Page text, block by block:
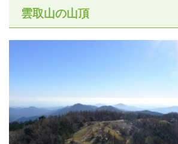
雲取山の山頂